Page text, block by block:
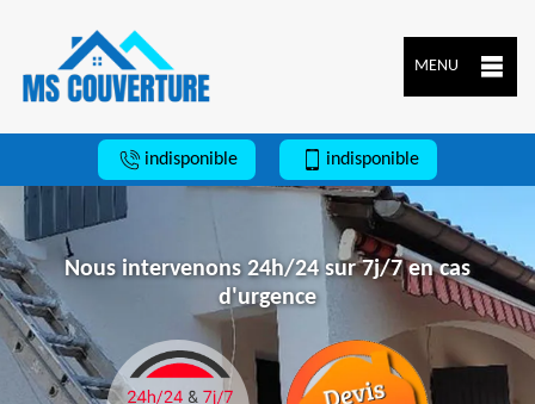
MENU
indisponible indisponible
Nous intervenons 24h/24 sur 7j/7 en cas
d'urgence